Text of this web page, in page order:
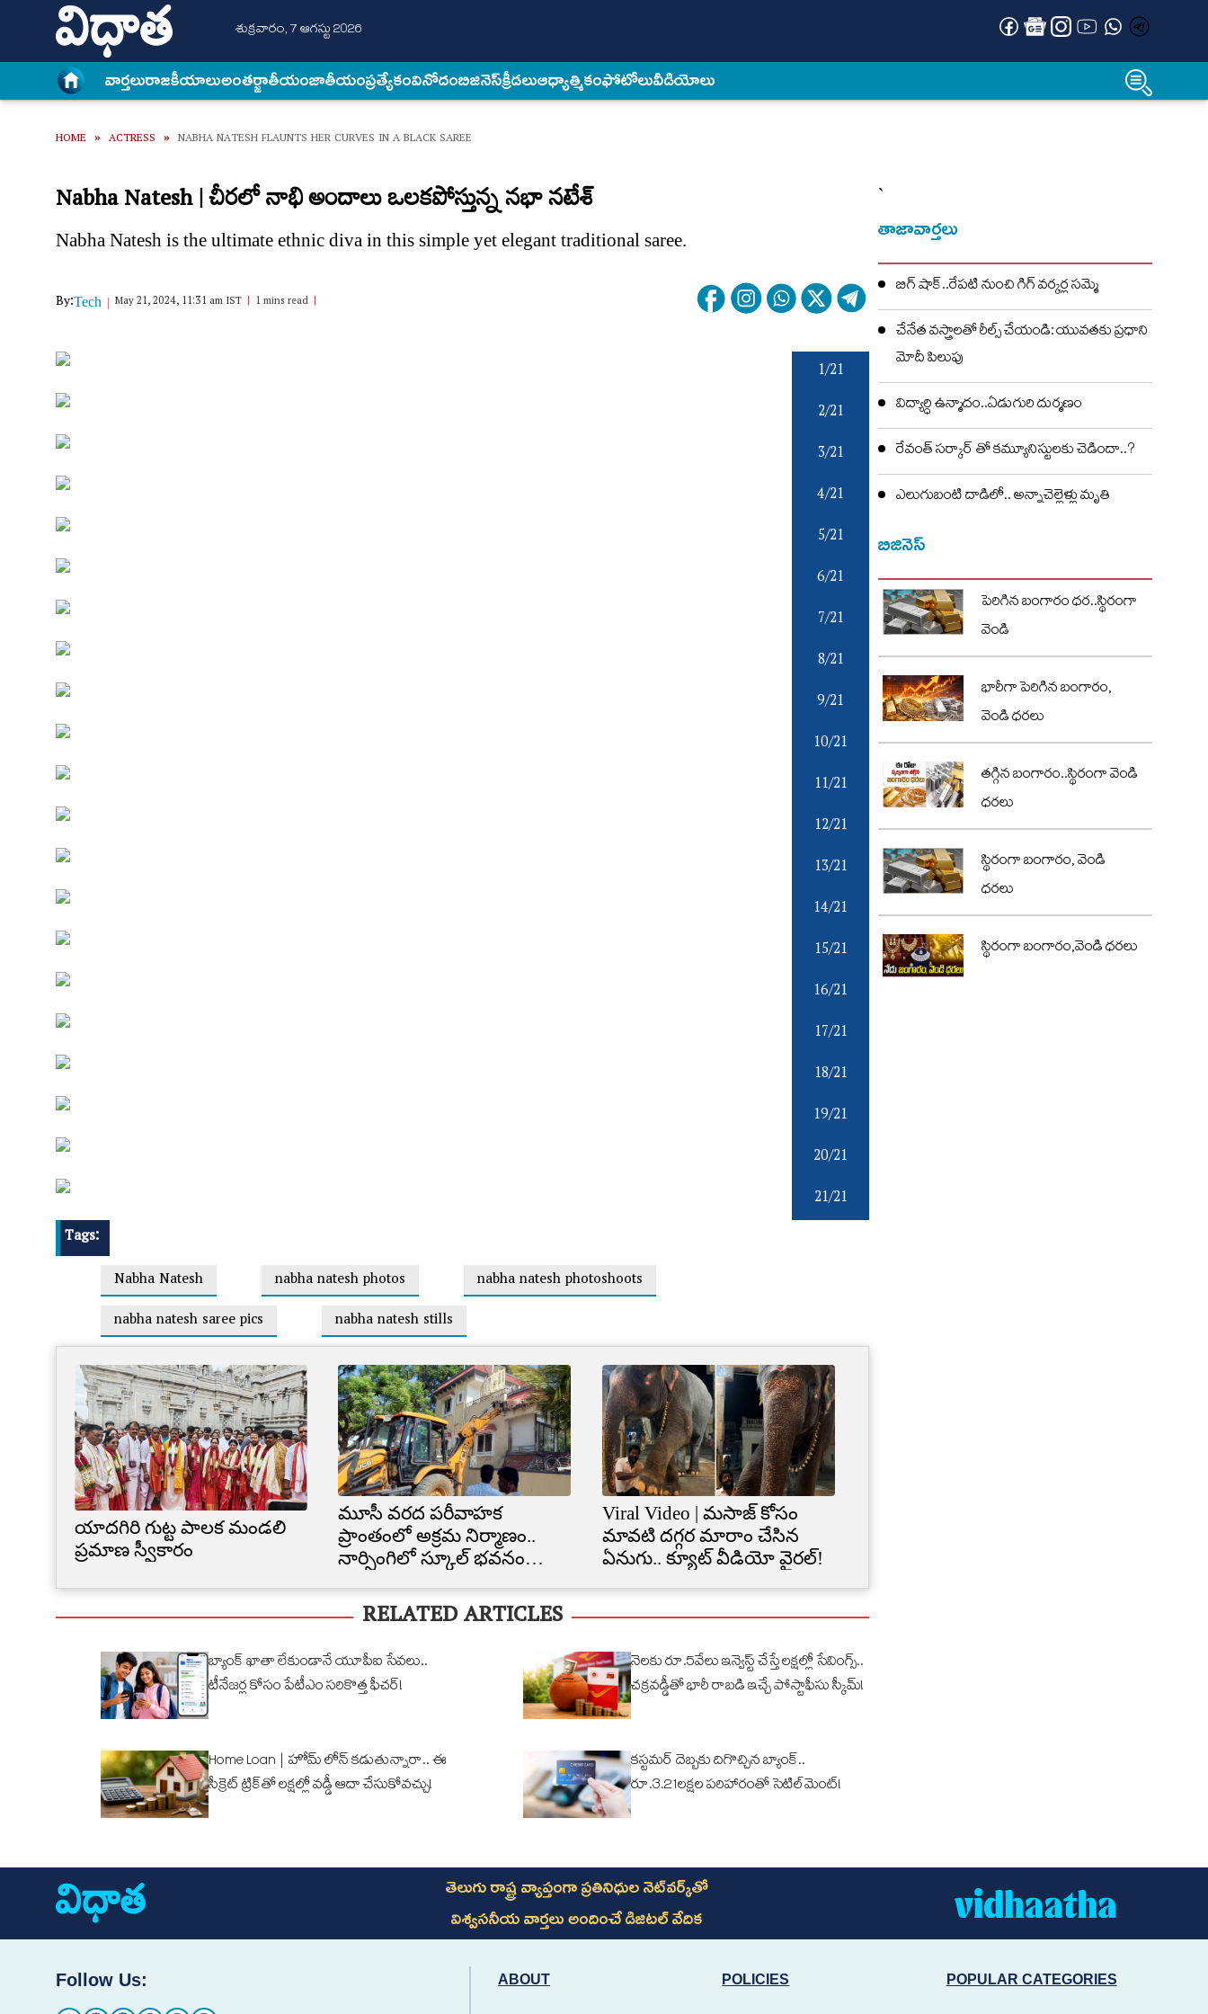
శుక్రవారం, 7 ఆగస్టు 2026
వార్త‌లురాజకీయాలుఅంత‌ర్జాతీయంజాతీయంప్రత్యేకంవినోదంబిజినెస్క్రీడలుఆధ్యాత్మికంఫోటోలువీడియోలు
HOME » ACTRESS » NABHA NATESH FLAUNTS HER CURVES IN A BLACK SAREE
Nabha Natesh | చీరలో నాభి అందాలు ఒలకపోస్తున్న నభా నటేశ్‌
Nabha Natesh is the ultimate ethnic diva in this simple yet elegant traditional saree.
By:Tech May 21, 2024, 11:31 am IST 1 mins read
1/21
2/21
3/21
4/21
5/21
6/21
7/21
8/21
9/21
10/21
11/21
12/21
13/21
14/21
15/21
16/21
17/21
18/21
19/21
20/21
21/21
Tags:
Nabha Natesh
nabha natesh photos
nabha natesh photoshoots
nabha natesh saree pics
nabha natesh stills
యాదగిరి గుట్ట పాలక మండలి
ప్రమాణ స్వీకారం
మూసీ వరద పరీవాహక
ప్రాంతంలో అక్రమ నిర్మాణం..
నార్సింగిలో స్కూల్‌ భవనం
Viral Video | మసాజ్ కోసం
మావటి దగ్గర మారాం చేసిన
ఏనుగు.. క్యూట్ వీడియో వైరల్!
RELATED ARTICLES
బ్యాంక్ ఖాతా లేకుండానే యూపీఐ సేవలు..
టీనేజర్ల కోసం పేటీఎం సరికొత్త ఫీచర్!
నెలకు రూ.5వేలు ఇన్వెస్ట్ చేస్తే లక్షల్లో సేవింగ్స్..
చక్రవడ్డీతో భారీ రాబడి ఇచ్చే పోస్టాఫీసు స్కీమ్!
Home Loan | హోమ్ లోన్ కడుతున్నారా.. ఈ
సీక్రెట్ ట్రిక్‌తో లక్షల్లో వడ్డీ ఆదా చేసుకోవచ్చు!
కస్టమర్ దెబ్బకు దిగొచ్చిన బ్యాంక్..
రూ.3.21లక్షల పరిహారంతో సెటిల్‌మెంట్!
`
తాజావార్తలు
బిగ్ షాక్..రేపటి నుంచి గిగ్ వర్కర్ల సమ్మె
చేనేత వస్త్రాలతో రీల్స్ చేయండి: యువతకు ప్రధాని
మోదీ పిలుపు
విద్యార్ధి ఉన్మాదం..ఏడుగురి దుర్మణం
రేవంత్ సర్కార్ తో కమ్యూనిస్టులకు చెడిందా..?
ఎలుగుబంటి దాడిలో.. అన్నాచెల్లెళ్లు మృతి
బిజినెస్
పెరిగిన బంగారం ధర..స్థిరంగా
వెండి
భారీగా పెరిగిన బంగారం,
వెండి ధరలు
తగ్గిన బంగారం..స్థిరంగా వెండి
ధరలు
స్థిరంగా బంగారం, వెండి
ధరలు
స్థిరంగా బంగారం,వెండి ధరలు
తెలుగు రాష్ట్ర వ్యాప్తంగా ప్రతినిధుల నెట్‌వర్క్‌తో
విశ్వసనీయ వార్తలు అందించే డిజిటల్ వేదిక
Follow Us: ABOUT POLICIES POPULAR CATEGORIES